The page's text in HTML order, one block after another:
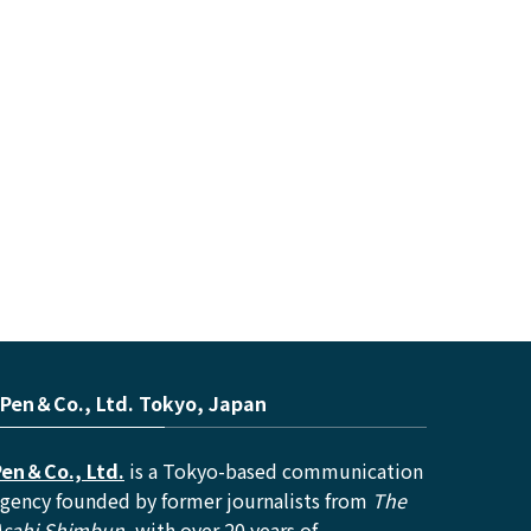
Pen＆Co., Ltd. Tokyo, Japan
＆Co., Ltd. is a Tokyo-based communication
founded by former journalists from The